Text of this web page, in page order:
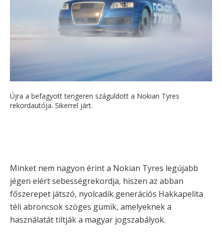
Újra a befagyott tengeren száguldott a Nokian Tyres
rekordautója. Sikerrel járt.
Minket nem nagyon érint a Nokian Tyres legújabb
jégen elért sebességrekordja, hiszen az abban
főszerepet játszó, nyolcadik generációs Hakkapelita
téli abroncsok szöges gumik, amelyeknek a
használatát tiltják a magyar jogszabályok.